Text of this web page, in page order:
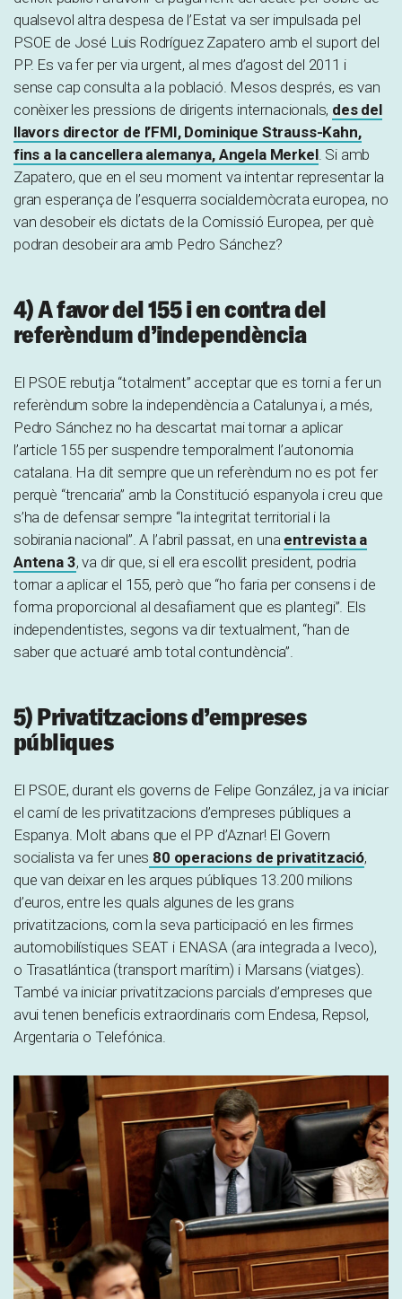
qualsevol altra despesa de l’Estat va ser impulsada pel
PSOE de José Luis Rodríguez Zapatero amb el suport del
PP. Es va fer per via urgent, al mes d’agost del 2011 i
sense cap consulta a la població. Mesos després, es van
conèixer les pressions de dirigents internacionals, des del
llavors director de l’FMI, Dominique Strauss-Kahn,
fins a la cancellera alemanya, Angela Merkel. Si amb
Zapatero, que en el seu moment va intentar representar la
gran esperança de l’esquerra socialdemòcrata europea, no
van desobeir els dictats de la Comissió Europea, per què
podran desobeir ara amb Pedro Sánchez?
4) A favor del 155 i en contra del
referèndum d’independència
El PSOE rebutja “totalment” acceptar que es torni a fer un
referèndum sobre la independència a Catalunya i, a més,
Pedro Sánchez no ha descartat mai tornar a aplicar
l’article 155 per suspendre temporalment l’autonomia
catalana. Ha dit sempre que un referèndum no es pot fer
perquè “trencaria” amb la Constitució espanyola i creu que
s’ha de defensar sempre “la integritat territorial i la
sobirania nacional”. A l’abril passat, en una entrevista a
Antena 3, va dir que, si ell era escollit president, podria
tornar a aplicar el 155, però que “ho faria per consens i de
forma proporcional al desafiament que es plantegi”. Els
independentistes, segons va dir textualment, “han de
saber que actuaré amb total contundència”.
5) Privatitzacions d’empreses
públiques
El PSOE, durant els governs de Felipe González, ja va iniciar
el camí de les privatitzacions d’empreses públiques a
Espanya. Molt abans que el PP d’Aznar! El Govern
socialista va fer unes 80 operacions de privatització,
que van deixar en les arques públiques 13.200 milions
d’euros, entre les quals algunes de les grans
privatitzacions, com la seva participació en les firmes
automobilístiques SEAT i ENASA (ara integrada a Iveco),
o Trasatlántica (transport marítim) i Marsans (viatges).
També va iniciar privatitzacions parcials d’empreses que
avui tenen beneficis extraordinaris com Endesa, Repsol,
Argentaria o Telefónica.